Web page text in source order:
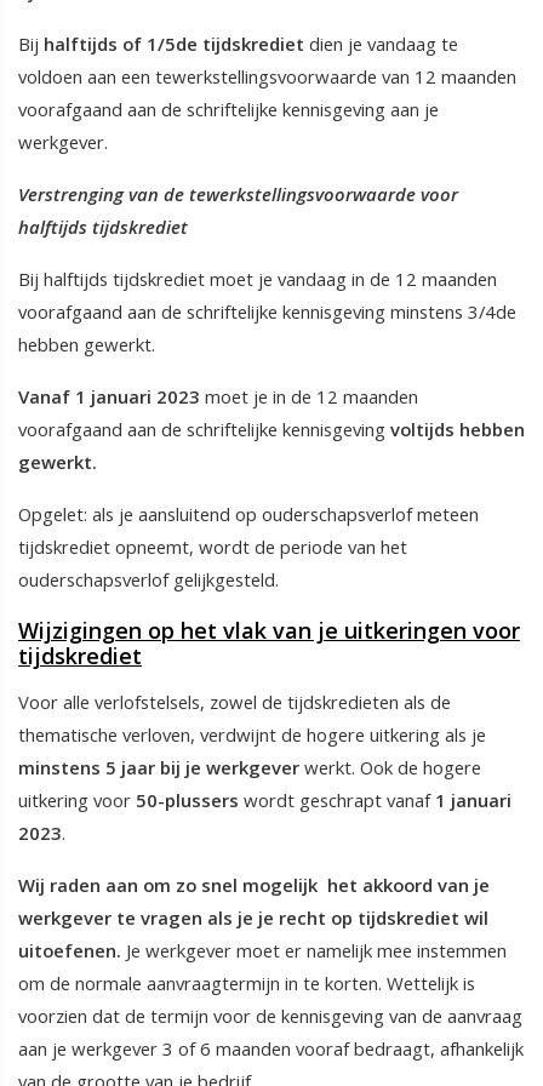
Bij halftijds of 1/5de tijdskrediet dien je vandaag te
voldoen aan een tewerkstellingsvoorwaarde van 12 maanden
voorafgaand aan de schriftelijke kennisgeving aan je
werkgever.
Verstrenging van de tewerkstellingsvoorwaarde voor
halftijds tijdskrediet
Bij halftijds tijdskrediet moet je vandaag in de 12 maanden
voorafgaand aan de schriftelijke kennisgeving minstens 3/4de
hebben gewerkt.
Vanaf 1 januari 2023 moet je in de 12 maanden
voorafgaand aan de schriftelijke kennisgeving voltijds hebben
gewerkt.
Opgelet: als je aansluitend op ouderschapsverlof meteen
tijdskrediet opneemt, wordt de periode van het
ouderschapsverlof gelijkgesteld.
Wijzigingen op het vlak van je uitkeringen voor
tijdskrediet
Voor alle verlofstelsels, zowel de tijdskredieten als de
thematische verloven, verdwijnt de hogere uitkering als je
minstens 5 jaar bij je werkgever werkt. Ook de hogere
uitkering voor 50-plussers wordt geschrapt vanaf 1 januari
2023.
Wij raden aan om zo snel mogelijk het akkoord van je
werkgever te vragen als je je recht op tijdskrediet wil
uitoefenen. Je werkgever moet er namelijk mee instemmen
om de normale aanvraagtermijn in te korten. Wettelijk is
voorzien dat de termijn voor de kennisgeving van de aanvraag
aan je werkgever 3 of 6 maanden vooraf bedraagt, afhankelijk